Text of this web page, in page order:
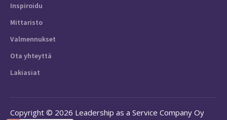
Inspiroidu
Mittaristo
Valmennukset
Ota yhteyttä
Lakiasiat
Copyright © 2026 Leadership as a Service Company Oy